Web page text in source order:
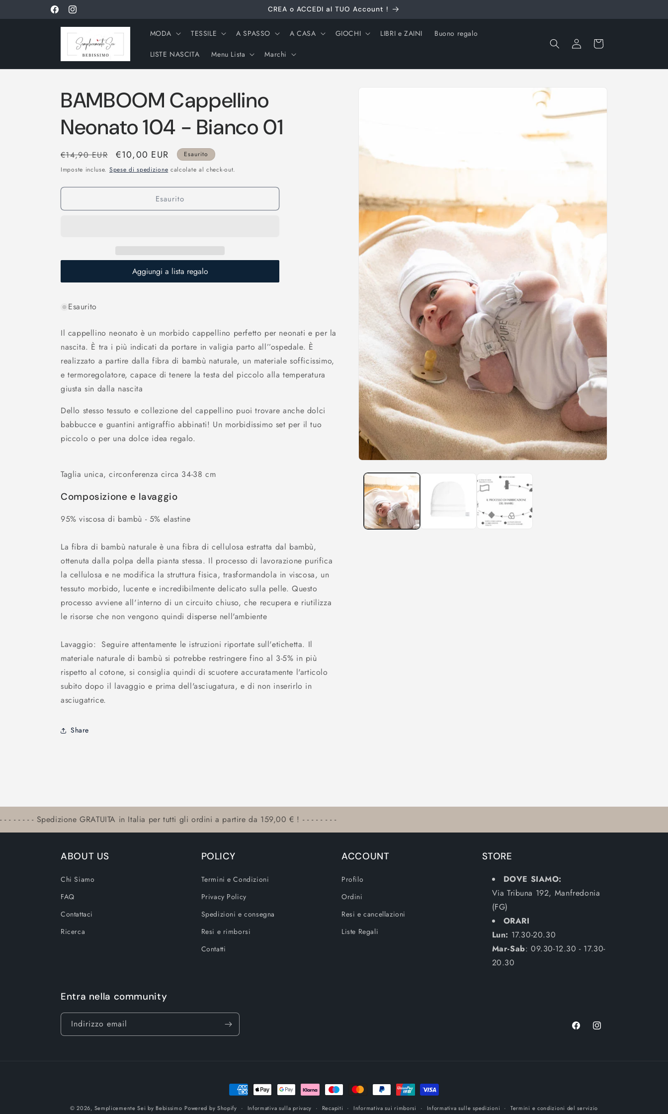
direttamente
ai contenutiFacebookInstagram
CREA o ACCEDI al TUO Account !
MODA TESSILE A SPASSO A CASA GIOCHI LIBRI e ZAINI Buono regalo
LISTE NASCITA Menu Lista Marchi
Accedi Carrello
multimediali
finestra
modale
BAMBOOM Cappellino
Neonato 104 - Bianco 01
Prezzo
di
€14,90 EUR
Prezzo
scontato
€10,00 EUR
Esaurito
Imposte incluse. Spese di spedizione calcolate al check-out.
Esaurito
Aggiungi a lista regalo
Esaurito
Il cappellino neonato è un morbido cappellino perfetto per neonati e per la
nascita. È tra i più indicati da portare in valigia parto all’’ospedale. È
realizzato a partire dalla fibra di bambù naturale, un materiale sofficissimo,
e termoregolatore, capace di tenere la testa del piccolo alla temperatura
giusta sin dalla nascita
Dello stesso tessuto e collezione del cappellino puoi trovare anche dolci
babbucce e guantini antigraffio abbinati! Un morbidissimo set per il tuo
piccolo o per una dolce idea regalo.
Taglia unica, circonferenza circa 34-38 cm
Composizione e lavaggio
95% viscosa di bambù - 5% elastine
La fibra di bambù naturale è una fibra di cellulosa estratta dal bambù,
ottenuta dalla polpa della pianta stessa. Il processo di lavorazione purifica
la cellulosa e ne modifica la struttura fisica, trasformandola in viscosa, un
tessuto morbido, lucente e incredibilmente delicato sulla pelle. Questo
processo avviene all'interno di un circuito chiuso, che recupera e riutilizza
le risorse che non vengono quindi disperse nell'ambiente
Lavaggio: Seguire attentamente le istruzioni riportate sull'etichetta. Il
materiale naturale di bambù si potrebbe restringere fino al 3-5% in più
rispetto al cotone, si consiglia quindi di scuotere accuratamente l'articolo
subito dopo il lavaggio e prima dell'asciugatura, e di non inserirlo in
asciugatrice.
Share
- - - - - - - - Spedizione GRATUITA in Italia per tutti gli ordini a partire da 159,00 € ! - - - - - - - -
ABOUT US
Chi Siamo
FAQ
Contattaci
Ricerca
POLICY
Termini e Condizioni
Privacy Policy
Spedizioni e consegna
Resi e rimborsi
Contatti
ACCOUNT
Profilo
Ordini
Resi e cancellazioni
Liste Regali
STORE
DOVE SIAMO:
Via Tribuna 192, Manfredonia
(FG)
ORARI
Lun: 17.30-20.30
Mar-Sab: 09.30-12.30 - 17.30-
20.30
Entra nella community
Indirizzo email
FacebookInstagram
Metodi
di
© 2026, Semplicemente Sei by Bebissimo Powered by Shopify Informativa sulla privacy Recapiti Informativa sui rimborsi Informativa sulle spedizioni Termini e condizioni del servizio